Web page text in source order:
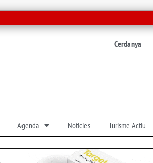
Cerdanya
Agenda Noticies Turisme Actiu